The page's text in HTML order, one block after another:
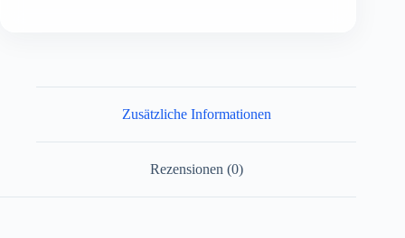
Zusätzliche Informationen
Rezensionen (0)